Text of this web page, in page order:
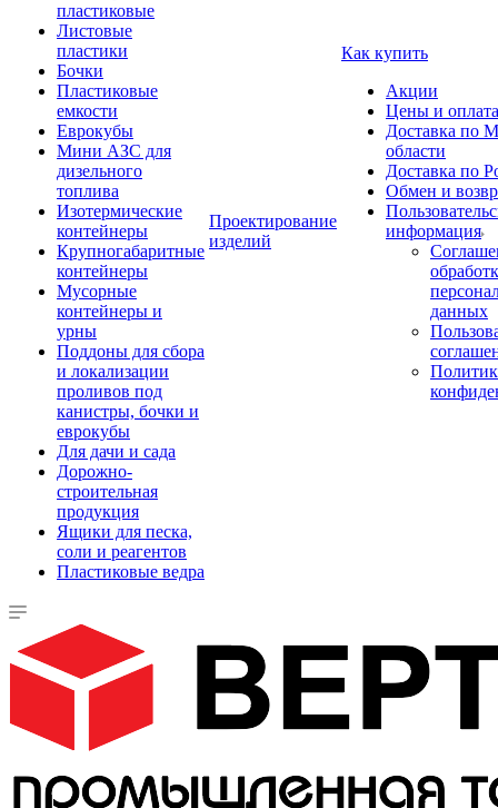
пластиковые
Листовые
пластики
Бочки
Пластиковые
емкости
Еврокубы
Мини АЗС для
дизельного
топлива
Изотермические
контейнеры
Крупногабаритные
контейнеры
Мусорные
контейнеры и
урны
Поддоны для сбора
и локализации
проливов под
канистры, бочки и
еврокубы
Для дачи и сада
Дорожно-
строительная
продукция
Ящики для песка,
соли и реагентов
Пластиковые ведра
Проектирование
изделий
Как купить
Акции
Цены и оплата
Доставка по
области
Доставка по
Обмен и
информация
данных